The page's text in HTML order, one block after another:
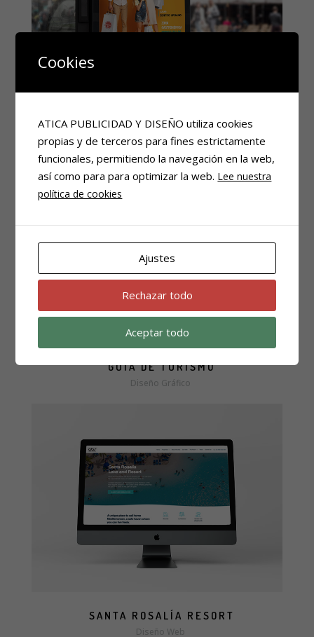
FERIA DEL COMERCIO
Diseño Gráfico
GUÍA DE TURISMO
Diseño Gráfico
view larger
SANTA ROSALÍA RESORT
Diseño Web
Cookies
ATICA PUBLICIDAD Y DISEÑO utiliza cookies
propias y de terceros para fines estrictamente
funcionales, permitiendo la navegación en la web,
así como para para optimizar la web. Lee nuestra
política de cookies
Ajustes
Rechazar todo
Aceptar todo